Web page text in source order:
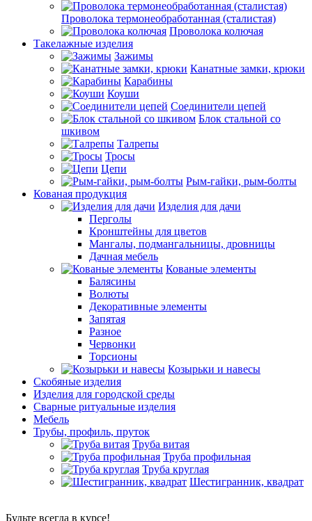
Проволока термонеобработанная (сталистая)
Проволока колючая
Такелажные изделия
Зажимы
Канатные замки, крюки
Карабины
Коуши
Соединители цепей
Блок стальной со
шкивом
Талрепы
Тросы
Цепи
Рым-гайки, рым-болты
Кованая продукция
Изделия для дачи
Перголы
Кронштейны для цветов
Мангалы, подмангальницы, дровницы
Дачная мебель
Кованые элементы
Балясины
Волюты
Декоративные элементы
Запятая
Разное
Червонки
Торсионы
Козырьки и навесы
Скобяные изделия
Изделия для городской среды
Сварные ритуальные изделия
Мебель
Трубы, профиль, пруток
Труба витая
Труба профильная
Труба круглая
Шестигранник, квадрат
Будьте всегда в курсе!